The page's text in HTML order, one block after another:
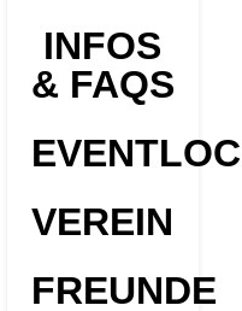
INFOS
& FAQS
VEREIN
FREUNDE